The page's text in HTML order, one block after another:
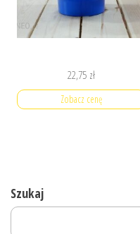
22,75 zł
Zobacz cenę
Szukaj